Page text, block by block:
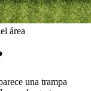
área
una trampa